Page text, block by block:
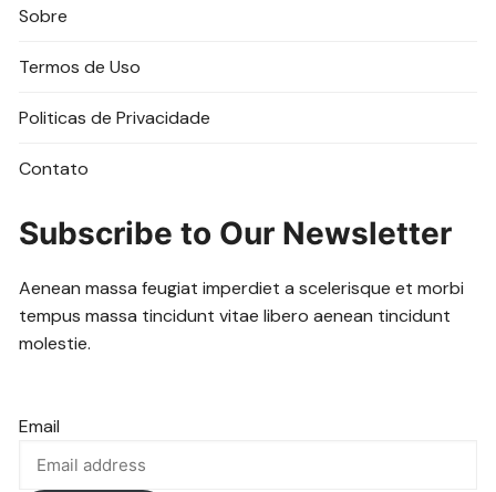
Sobre
Termos de Uso
Politicas de Privacidade
Contato
Subscribe to Our Newsletter
Aenean massa feugiat imperdiet a scelerisque et morbi
tempus massa tincidunt vitae libero aenean tincidunt
molestie.
Email